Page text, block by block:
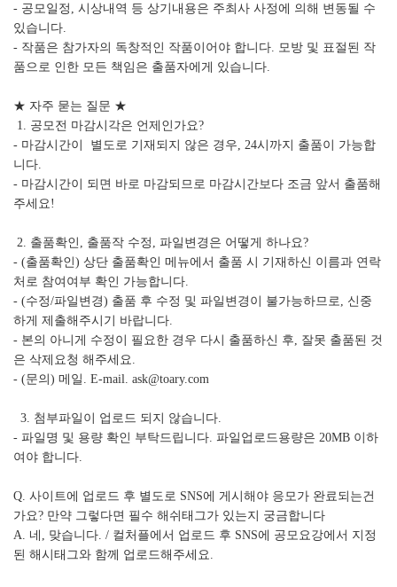
- 공모일정, 시상내역 등 상기내용은 주최사 사정에 의해 변동될 수
있습니다.
- 작품은 참가자의 독창적인 작품이어야 합니다. 모방 및 표절된 작
품으로 인한 모든 책임은 출품자에게 있습니다.
★ 자주 묻는 질문 ★
1. 공모전 마감시각은 언제인가요?
- 마감시간이 별도로 기재되지 않은 경우, 24시까지 출품이 가능합
니다.
- 마감시간이 되면 바로 마감되므로 마감시간보다 조금 앞서 출품해
주세요!
2. 출품확인, 출품작 수정, 파일변경은 어떻게 하나요?
- (출품확인) 상단 출품확인 메뉴에서 출품 시 기재하신 이름과 연락
처로 참여여부 확인 가능합니다.
- (수정/파일변경) 출품 후 수정 및 파일변경이 불가능하므로, 신중
하게 제출해주시기 바랍니다.
- 본의 아니게 수정이 필요한 경우 다시 출품하신 후, 잘못 출품된 것
은 삭제요청 해주세요.
- (문의) 메일. E-mail. ask@toary.com
3. 첨부파일이 업로드 되지 않습니다.
- 파일명 및 용량 확인 부탁드립니다. 파일업로드용량은 20MB 이하
여야 합니다.
Q. 사이트에 업로드 후 별도로 SNS에 게시해야 응모가 완료되는건
가요? 만약 그렇다면 필수 해쉬태그가 있는지 궁금합니다
A. 네, 맞습니다. / 컬처플에서 업로드 후 SNS에 공모요강에서 지정
된 해시태그와 함께 업로드해주세요.